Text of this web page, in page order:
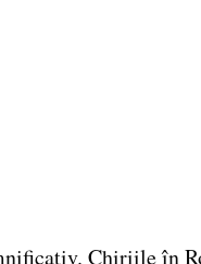
Chiriile în